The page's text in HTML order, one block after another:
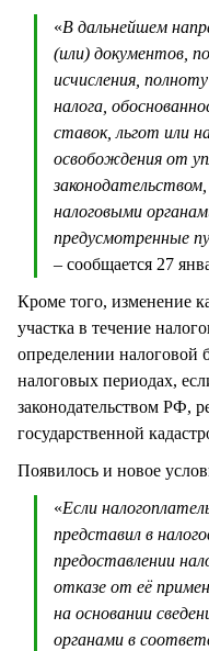
«В дальнейшем
(или) документов,
исчисления,
налога,
ставок, льгот или
освобождения от
налоговыми
предусмотренные
– сообщается 27
Кроме того, изменение
участка в течение
определении
налоговых периодах,
законодательством РФ,
государственной
Появилось и новое
«Если
представил в
предоставлении
отказе от её
на основании
органами в